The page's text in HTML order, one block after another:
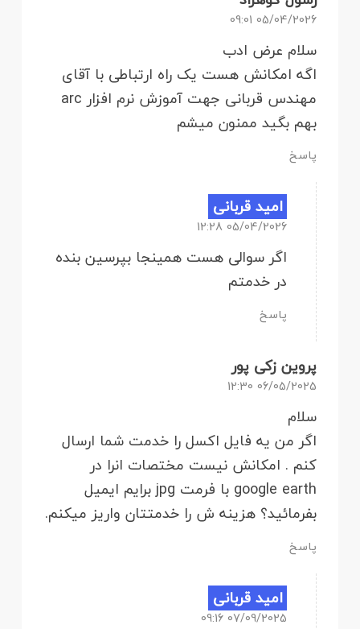
05/04/2026 09:01
سلام عرض ادب
اگه امکانش هست یک راه ارتباطی با آقای
مهندس قربانی جهت آموزش نرم افزار arc
بهم بگید ممنون میشم
پاسخ
امید قربانی
05/04/2026 12:28
اگر سوالی هست همینجا بپرسین بنده
در خدمتم
پاسخ
پروین زکی پور
06/05/2025 12:30
سلام
اگر من یه فایل اکسل را خدمت شما ارسال
کنم . امکانش نیست مختصات انرا در
google earth با فرمت jpg برایم ایمیل
بفرمائید؟ هزینه ش را خدمتتان واریز میکنم.
پاسخ
امید قربانی
07/09/2025 09:16